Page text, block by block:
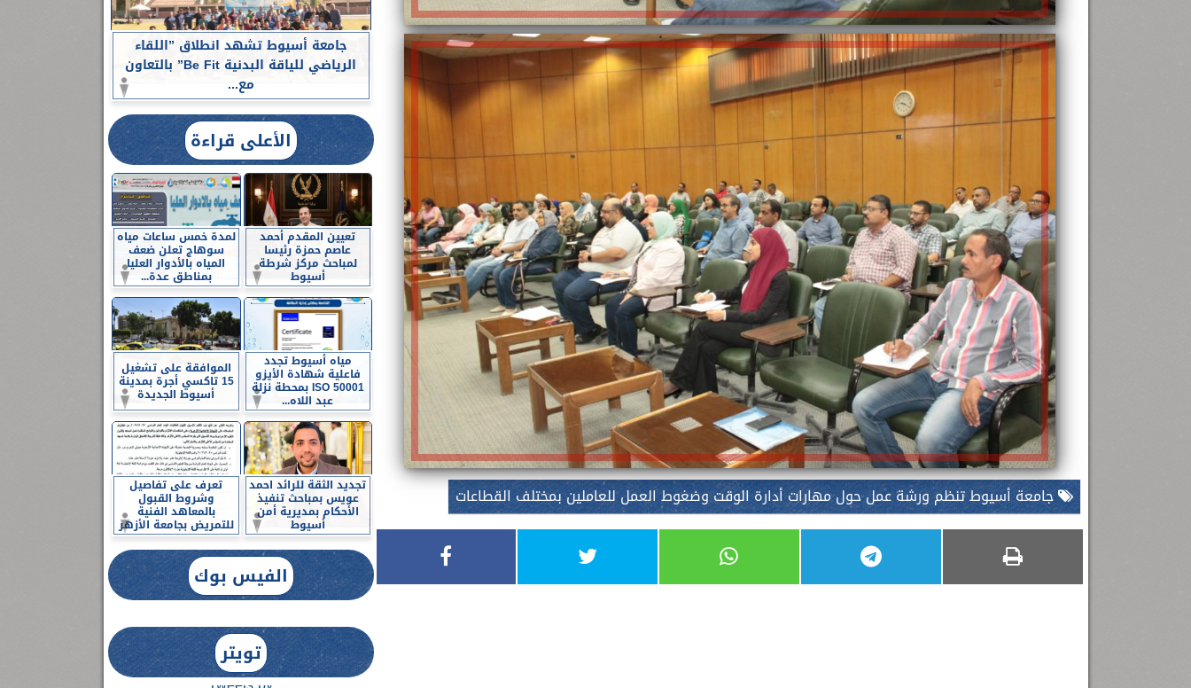
جامعة أسيوط تنظم ورشة عمل حول مهارات أدارة الوقت وضغوط العمل للعاملين بمختلف القطاعات
جامعة أسيوط تشهد انطلاق ”اللقاء
الرياضي للياقة البدنية Be Fit” بالتعاون
مع...
الأعلى قراءة
تعيين المقدم أحمد
عاصم حمزة رئيسا
لمباحث مركز شرطة
أسيوط
لمدة خمس ساعات مياه
سوهاج تعلن ضعف
المياه بالأدوار العليا
بمناطق عدة...
مياه أسيوط تجدد
فاعلية شهادة الأيزو
ISO 50001 بمحطة نزلة
عبد اللاه...
الموافقة على تشغيل
15 تاكسي أجرة بمدينة
أسيوط الجديدة
تجديد الثقة للرائد احمد
عويس بمباحث تنفيذ
الأحكام بمديرية أمن
أسيوط
تعرف على تفاصيل
وشروط القبول
بالمعاهد الفنية
للتمريض بجامعة الأزهر
الفيس بوك
تويتر